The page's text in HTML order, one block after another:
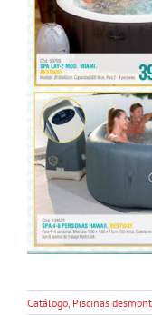
Catálogo, Piscinas